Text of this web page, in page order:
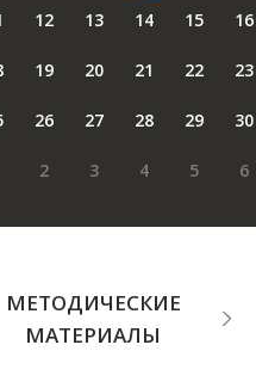
12 13 14 15 16
19 20 21 22 23
26 27 28 29 30
2 3 4 5 6
МЕТОДИЧЕСКИЕ
МАТЕРИАЛЫ